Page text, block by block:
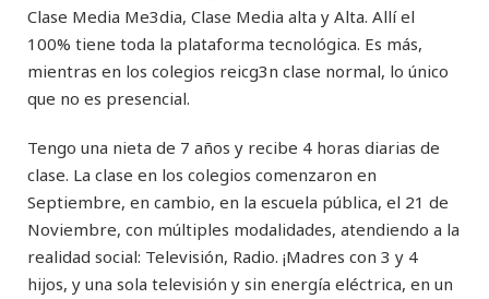
Clase Media Me3dia, Clase Media alta y Alta. Allí el
100% tiene toda la plataforma tecnológica. Es más,
mientras en los colegios reicg3n clase normal, lo único
que no es presencial.
Tengo una nieta de 7 años y recibe 4 horas diarias de
clase. La clase en los colegios comenzaron en
Septiembre, en cambio, en la escuela pública, el 21 de
Noviembre, con múltiples modalidades, atendiendo a la
realidad social: Televisión, Radio. ¡Madres con 3 y 4
hijos, y una sola televisión y sin energía eléctrica, en un